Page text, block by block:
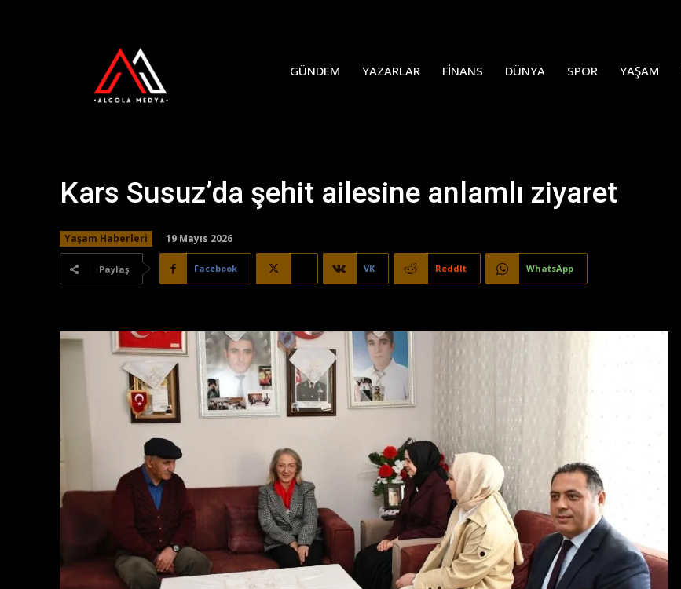
GÜNDEM YAZARLAR FINANS DÜNYA SPOR YAŞAM
Kars Susuz’da şehit ailesine anlamlı ziyaret
Yaşam Haberleri 19 Mayıs 2026
Paylaş Facebook VK ReddIt WhatsApp